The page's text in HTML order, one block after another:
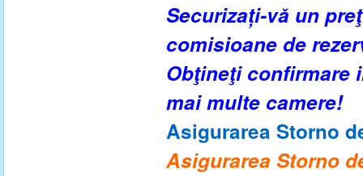
Securizați-vă un
comisioane de
Obţineţi confirmare
mai multe camere!
Asigurarea Storno
Asigurarea Storno